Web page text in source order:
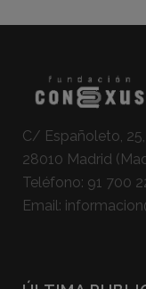
C/ Españoleto,
28010 Madrid
Teléfono: 91 700
Email: